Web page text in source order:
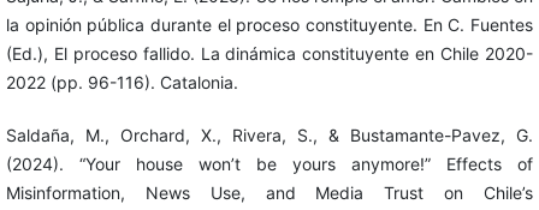
la opinión pública durante el proceso constituyente. En C. Fuentes
(Ed.), El proceso fallido. La dinámica constituyente en Chile 2020-
2022 (pp. 96-116). Catalonia.
Saldaña, M., Orchard, X., Rivera, S., & Bustamante-Pavez, G.
(2024). “Your house won’t be yours anymore!” Effects of
Misinformation, News Use, and Media Trust on Chile’s